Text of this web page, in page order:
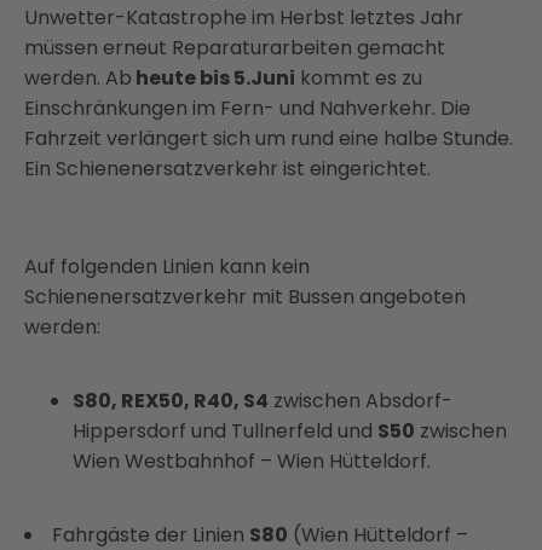
Unwetter-Katastrophe im Herbst letztes Jahr
müssen erneut Reparaturarbeiten gemacht
werden. Ab heute bis 5.Juni kommt es zu
Einschränkungen im Fern- und Nahverkehr. Die
Fahrzeit verlängert sich um rund eine halbe Stunde.
Ein Schienenersatzverkehr ist eingerichtet.
Auf folgenden Linien kann kein
Schienenersatzverkehr mit Bussen angeboten
werden:
S80, REX50, R40, S4 zwischen Absdorf-
Hippersdorf und Tullnerfeld und S50 zwischen
Wien Westbahnhof – Wien Hütteldorf.
Fahrgäste der Linien S80 (Wien Hütteldorf –